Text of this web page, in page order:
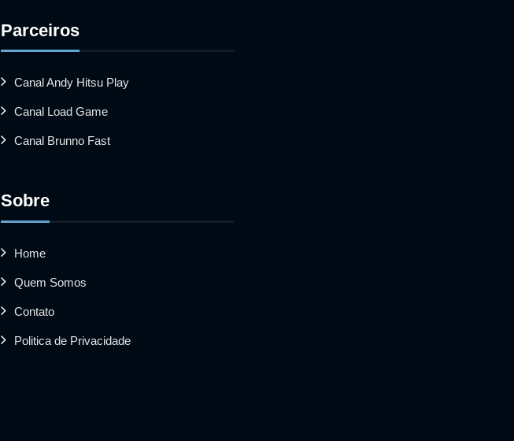
Parceiros
Canal Andy Hitsu Play
Canal Load Game
Canal Brunno Fast
Sobre
Home
Quem Somos
Contato
Politica de Privacidade